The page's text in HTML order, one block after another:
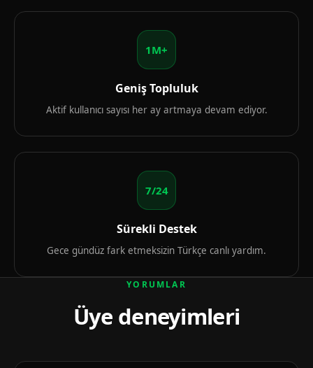
1M+
Geniş Topluluk
Aktif kullanıcı sayısı her ay artmaya devam ediyor.
7/24
Sürekli Destek
Gece gündüz fark etmeksizin Türkçe canlı yardım.
YORUMLAR
Üye deneyimleri